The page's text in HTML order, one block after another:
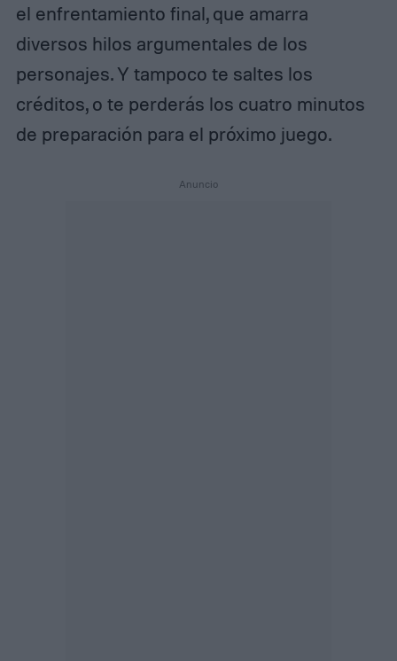
el enfrentamiento final, que amarra
diversos hilos argumentales de los
personajes. Y tampoco te saltes los
créditos, o te perderás los cuatro minutos
de preparación para el próximo juego.